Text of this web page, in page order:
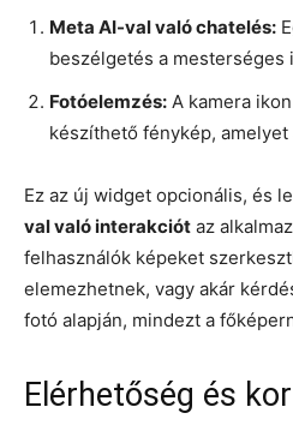
Meta AI-val való chatelés:
beszélgetés a mesterséges
Fotóelemzés: A kamera
készíthető fénykép, amelyet
Ez az új widget opcionális, és
val való interakciót az
felhasználók képeket
elemezhetnek, vagy akár
fotó alapján, mindezt a
Elérhetőség és